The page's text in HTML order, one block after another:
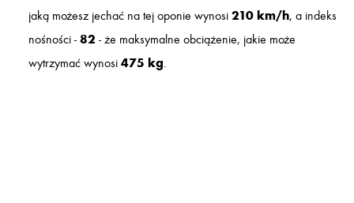
jaką możesz jechać na tej oponie wynosi 210 km/h, a indeks
nośności - 82 - że maksymalne obciążenie, jakie może
wytrzymać wynosi 475 kg.